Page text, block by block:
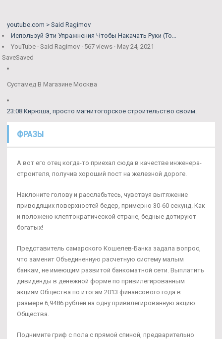
youtube.com > Said Ragimov
Используй Эти Упражнения Чтобы Накачать Руки (То…
YouTube · Said Ragimov · 567 views · May 24, 2021
SaveSaved
Сустамед В Магазине Москва
23:08 Кирюша, просто магнитогорское строительство своим.
ФРАЗЫ
А вот его отец когда-то приехал сюда в качестве инженера-
строителя, получив хороший пост на железной дороге.
Наклоните голову и расслабьтесь, чувствуя вытяжение
приводящих поверхностей бедер, примерно 30-60 секунд. Как
и положено клептократической стране, бедные дотируют
богатых!
Представитель самарского Кошелев-Банка задала вопрос,
что заменит Объединенную расчетную систему малым
банкам, не имеющим развитой банкоматной сети. Выплатить
дивиденды в денежной форме по привилегированным
акциям Общества по итогам 2013 финансового года в
размере 6,9486 рублей на одну привилегированную акцию
Общества.
Поднимите гриф с пола с прямой спиной, предварительно